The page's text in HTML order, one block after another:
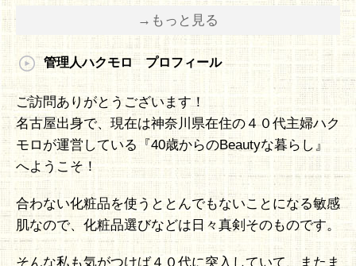
→もっと見る
管理人ハクモロ プロフィール
ご訪問ありがとうございます！
名古屋出身で、現在は神奈川県在住の４０代主婦ハク
モロが運営している『40歳からのBeautyな暮らし』
へようこそ！
合わない化粧品を使うととんでもないことになる敏感
肌なので、化粧品選びなどは日々真剣そのものです。
そんな私も気がつけば４０代に突入していて、またま